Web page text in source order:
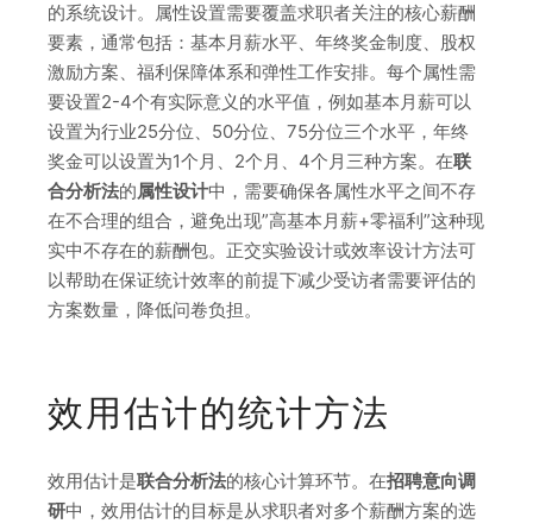
的系统设计。属性设置需要覆盖求职者关注的核心薪酬
要素，通常包括：基本月薪水平、年终奖金制度、股权
激励方案、福利保障体系和弹性工作安排。每个属性需
要设置2-4个有实际意义的水平值，例如基本月薪可以
设置为行业25分位、50分位、75分位三个水平，年终
奖金可以设置为1个月、2个月、4个月三种方案。在联
合分析法的属性设计中，需要确保各属性水平之间不存
在不合理的组合，避免出现”高基本月薪+零福利”这种现
实中不存在的薪酬包。正交实验设计或效率设计方法可
以帮助在保证统计效率的前提下减少受访者需要评估的
方案数量，降低问卷负担。
效用估计的统计方法
效用估计是联合分析法的核心计算环节。在招聘意向调
研中，效用估计的目标是从求职者对多个薪酬方案的选